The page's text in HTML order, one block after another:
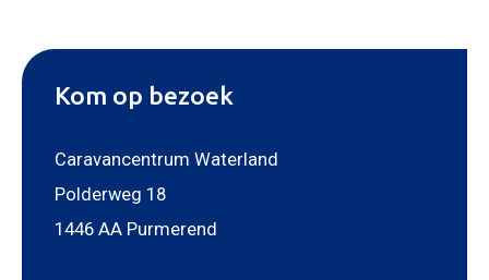
Kom op bezoek
Caravancentrum Waterland
Polderweg 18
1446 AA Purmerend